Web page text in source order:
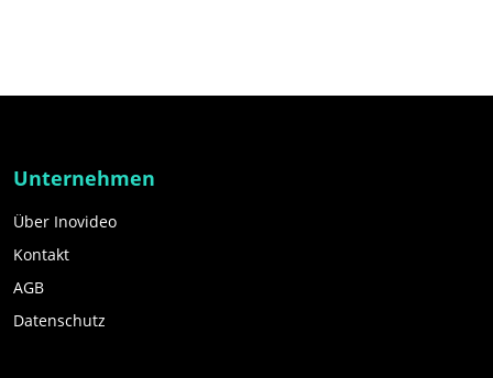
Unternehmen
Über Inovideo
Kontakt
AGB
Datenschutz